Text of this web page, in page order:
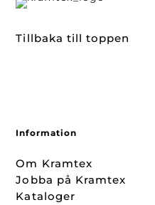
Tillbaka till toppen
Information
Om Kramtex
Jobba på Kramtex
Kataloger